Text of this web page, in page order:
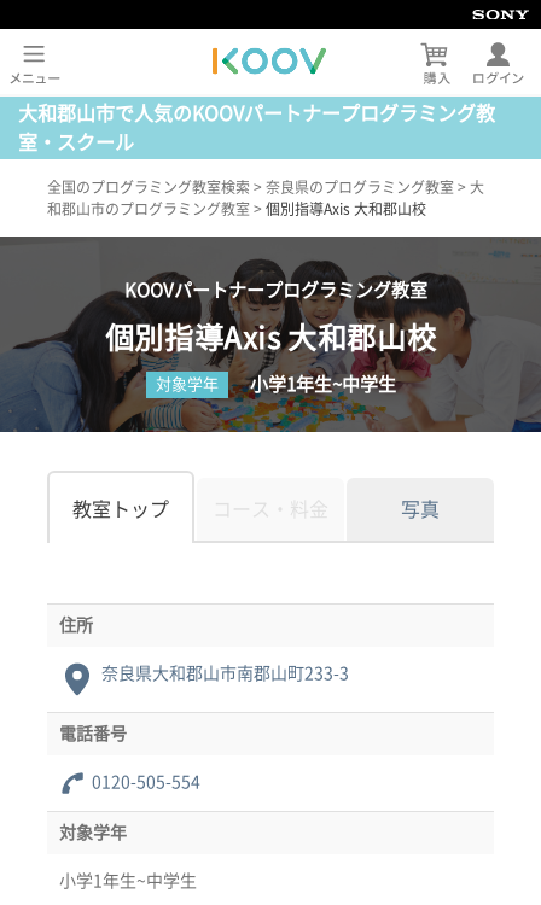
大和郡山市で人気のKOOVパートナープログラミング教
室・スクール
全国のプログラミング教室検索 > 奈良県のプログラミング教室 > 大
和郡山市のプログラミング教室 > 個別指導Axis 大和郡山校
KOOVパートナープログラミング教室
個別指導Axis 大和郡山校
対象学年 小学1年生~中学生
教室トップ コース・料金 写真
住所
奈良県大和郡山市南郡山町233-3
電話番号
0120-505-554
対象学年
小学1年生~中学生